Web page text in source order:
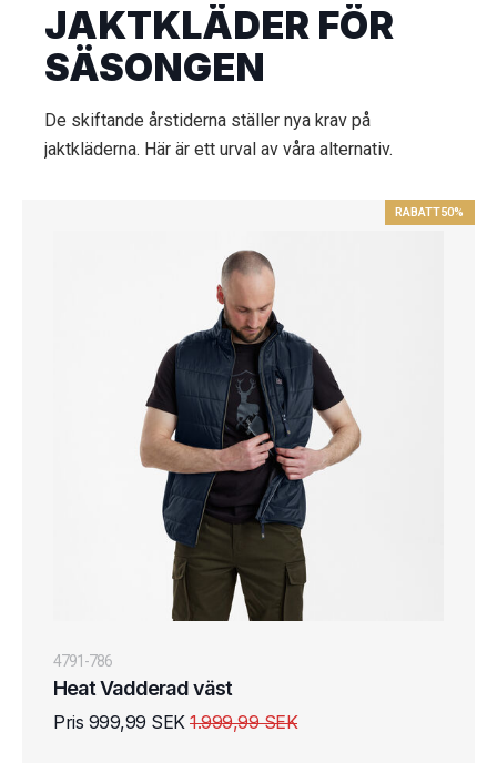
JAKTKLÄDER FÖR
SÄSONGEN
De skiftande årstiderna ställer nya krav på
jaktkläderna. Här är ett urval av våra alternativ.
RABATT50%
4791-786
Heat Vadderad väst
Pris 999,99 SEK 1.999,99 SEK